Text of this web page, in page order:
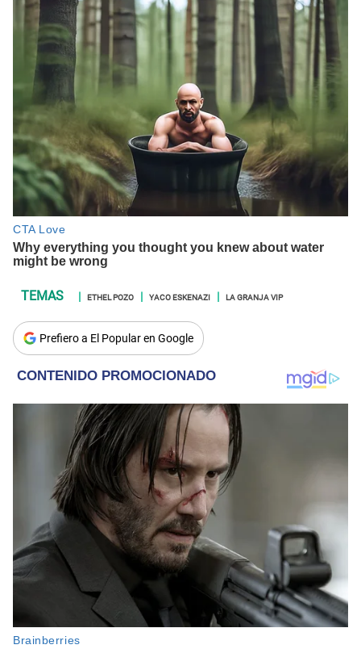
ETHEL POZO YACO ESKENAZI LA GRANJA VIP
Prefiero a El Popular en Google